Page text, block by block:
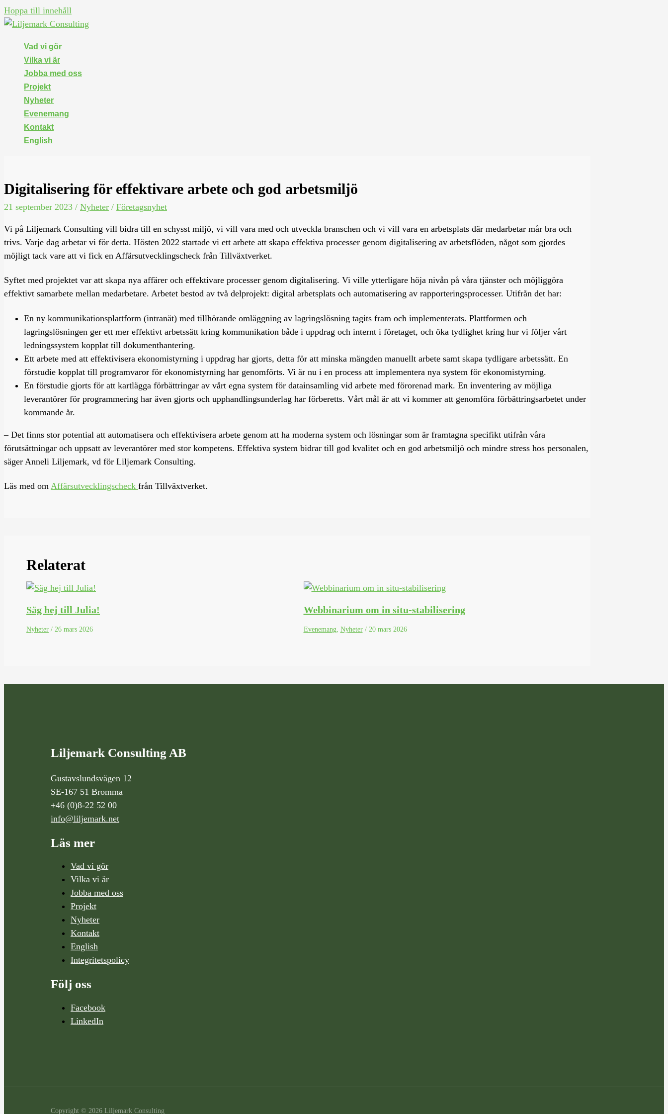
Hoppa till innehåll
Vad vi gör
Vilka vi är
Jobba med oss
Projekt
Nyheter
Evenemang
Kontakt
English
Digitalisering för effektivare arbete och god arbetsmiljö
21 september 2023 / Nyheter / Företagsnyhet
Vi på Liljemark Consulting vill bidra till en schysst miljö, vi vill vara med och utveckla branschen och vi vill vara en arbetsplats där medarbetar mår bra och
trivs. Varje dag arbetar vi för detta. Hösten 2022 startade vi ett arbete att skapa effektiva processer genom digitalisering av arbetsflöden, något som gjordes
möjligt tack vare att vi fick en Affärsutvecklingscheck från Tillväxtverket.
Syftet med projektet var att skapa nya affärer och effektivare processer genom digitalisering. Vi ville ytterligare höja nivån på våra tjänster och möjliggöra
effektivt samarbete mellan medarbetare. Arbetet bestod av två delprojekt: digital arbetsplats och automatisering av rapporteringsprocesser. Utifrån det har:
En ny kommunikationsplattform (intranät) med tillhörande omläggning av lagringslösning tagits fram och implementerats. Plattformen och
lagringslösningen ger ett mer effektivt arbetssätt kring kommunikation både i uppdrag och internt i företaget, och öka tydlighet kring hur vi följer vårt
ledningssystem kopplat till dokumenthantering.
Ett arbete med att effektivisera ekonomistyrning i uppdrag har gjorts, detta för att minska mängden manuellt arbete samt skapa tydligare arbetssätt. En
förstudie kopplat till programvaror för ekonomistyrning har genomförts. Vi är nu i en process att implementera nya system för ekonomistyrning.
En förstudie gjorts för att kartlägga förbättringar av vårt egna system för datainsamling vid arbete med förorenad mark. En inventering av möjliga
leverantörer för programmering har även gjorts och upphandlingsunderlag har förberetts. Vårt mål är att vi kommer att genomföra förbättringsarbetet under
kommande år.
– Det finns stor potential att automatisera och effektivisera arbete genom att ha moderna system och lösningar som är framtagna specifikt utifrån våra
förutsättningar och uppsatt av leverantörer med stor kompetens. Effektiva system bidrar till god kvalitet och en god arbetsmiljö och mindre stress hos personalen,
säger Anneli Liljemark, vd för Liljemark Consulting.
Läs med om Affärsutvecklingscheck från Tillväxtverket.
Relaterat
Säg hej till Julia!
Nyheter / 26 mars 2026
Webbinarium om in situ-stabilisering
Evenemang, Nyheter/ 20 mars 2026
Liljemark Consulting AB
Gustavslundsvägen 12
SE-167 51 Bromma
+46 (0)8-22 52 00
info@liljemark.net
Läs mer
Vad vi gör
Vilka vi är
Jobba med oss
Projekt
Nyheter
Kontakt
English
Integritetspolicy
Följ oss
Facebook
LinkedIn
Copyright © 2026 Liljemark Consulting